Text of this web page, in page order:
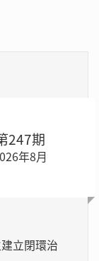
247期
年8月
立閉環治